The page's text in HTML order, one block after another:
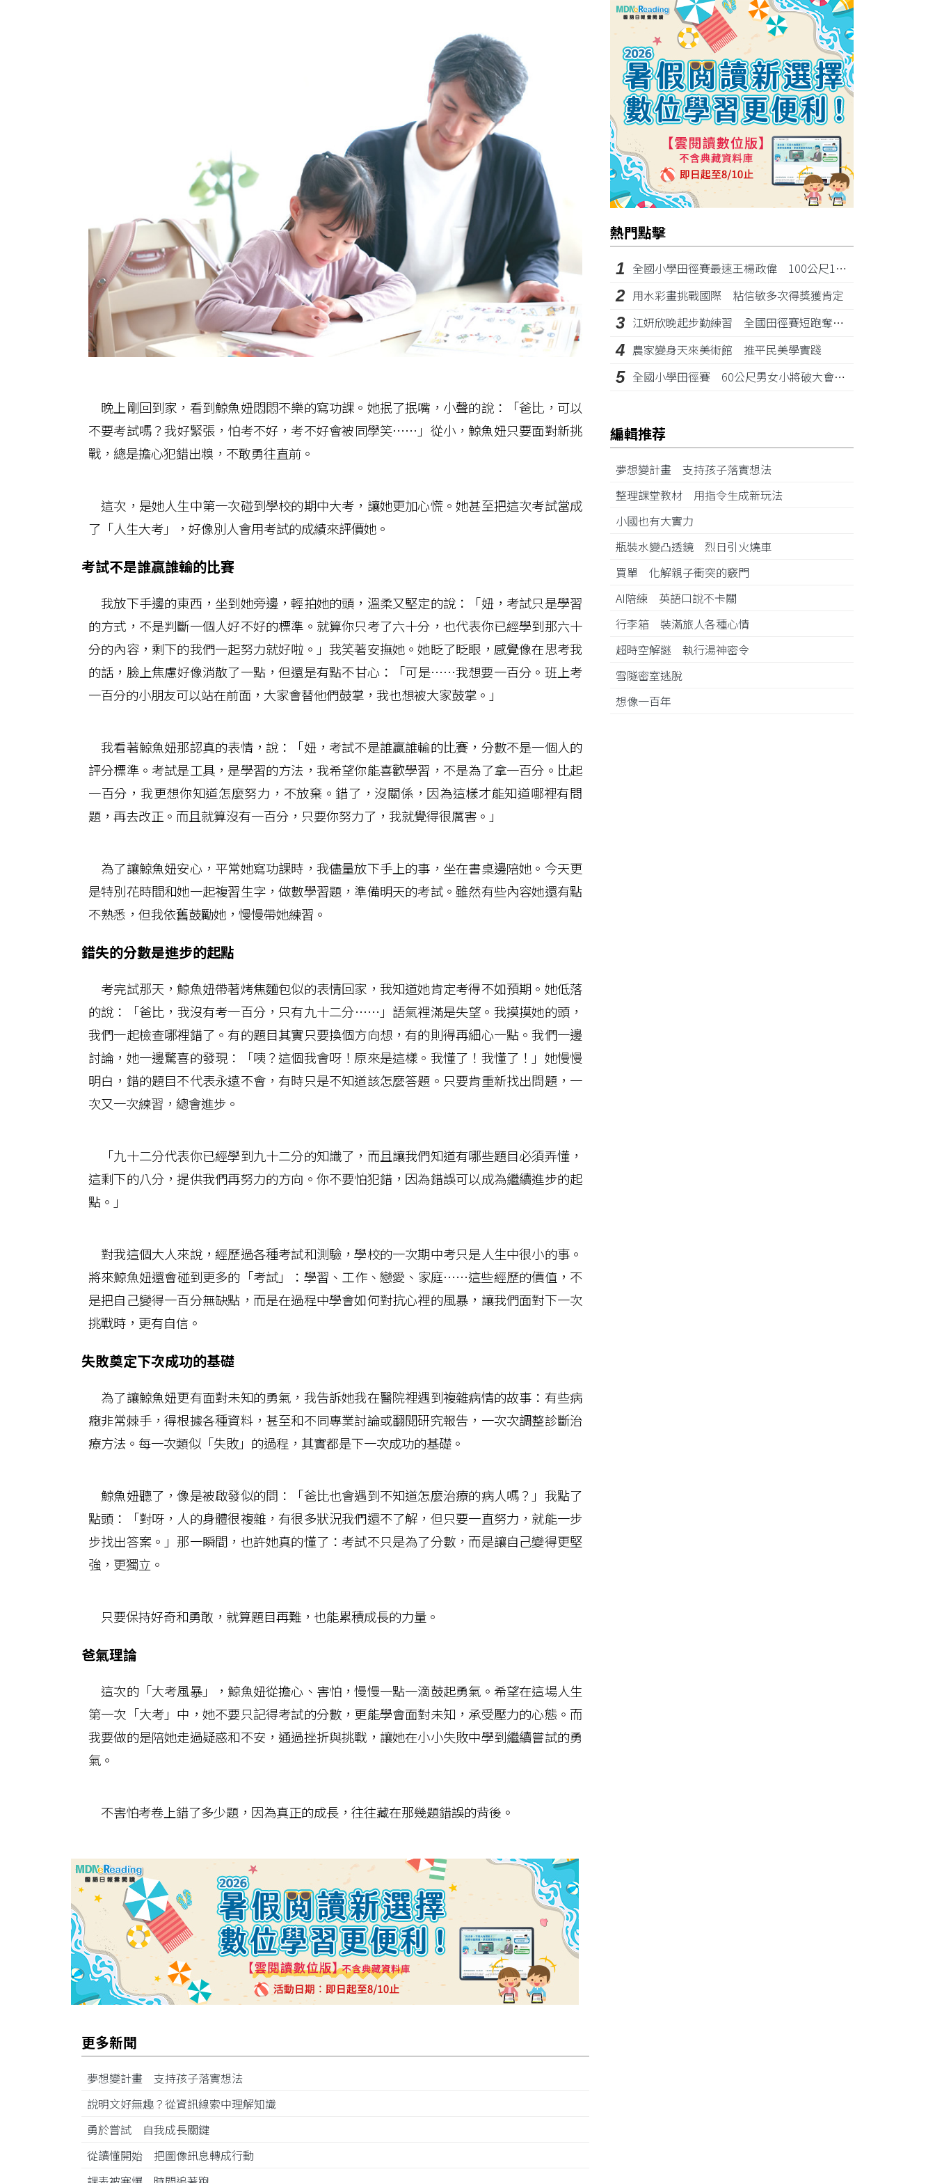
晚上剛回到家，看到鯨魚妞悶悶不樂的寫功課。她抿了抿嘴，小聲的說：「爸比，可以
不要考試嗎？我好緊張，怕考不好，考不好會被同學笑……」從小，鯨魚妞只要面對新挑
戰，總是擔心犯錯出糗，不敢勇往直前。
這次，是她人生中第一次碰到學校的期中大考，讓她更加心慌。她甚至把這次考試當成
了「人生大考」，好像別人會用考試的成績來評價她。
考試不是誰贏誰輸的比賽
我放下手邊的東西，坐到她旁邊，輕拍她的頭，溫柔又堅定的說：「妞，考試只是學習
的方式，不是判斷一個人好不好的標準。就算你只考了六十分，也代表你已經學到那六十
分的內容，剩下的我們一起努力就好啦。」我笑著安撫她。她眨了眨眼，感覺像在思考我
的話，臉上焦慮好像消散了一點，但還是有點不甘心：「可是……我想要一百分。班上考
一百分的小朋友可以站在前面，大家會替他們鼓掌，我也想被大家鼓掌。」
我看著鯨魚妞那認真的表情，說：「妞，考試不是誰贏誰輸的比賽，分數不是一個人的
評分標準。考試是工具，是學習的方法，我希望你能喜歡學習，不是為了拿一百分。比起
一百分，我更想你知道怎麼努力，不放棄。錯了，沒關係，因為這樣才能知道哪裡有問
題，再去改正。而且就算沒有一百分，只要你努力了，我就覺得很厲害。」
為了讓鯨魚妞安心，平常她寫功課時，我儘量放下手上的事，坐在書桌邊陪她。今天更
是特別花時間和她一起複習生字，做數學習題，準備明天的考試。雖然有些內容她還有點
不熟悉，但我依舊鼓勵她，慢慢帶她練習。
錯失的分數是進步的起點
考完試那天，鯨魚妞帶著烤焦麵包似的表情回家，我知道她肯定考得不如預期。她低落
的說：「爸比，我沒有考一百分，只有九十二分……」語氣裡滿是失望。我摸摸她的頭，
我們一起檢查哪裡錯了。有的題目其實只要換個方向想，有的則得再細心一點。我們一邊
討論，她一邊驚喜的發現：「咦？這個我會呀！原來是這樣。我懂了！我懂了！」她慢慢
明白，錯的題目不代表永遠不會，有時只是不知道該怎麼答題。只要肯重新找出問題，一
次又一次練習，總會進步。
「九十二分代表你已經學到九十二分的知識了，而且讓我們知道有哪些題目必須弄懂，
這剩下的八分，提供我們再努力的方向。你不要怕犯錯，因為錯誤可以成為繼續進步的起
點。」
對我這個大人來說，經歷過各種考試和測驗，學校的一次期中考只是人生中很小的事。
將來鯨魚妞還會碰到更多的「考試」：學習、工作、戀愛、家庭……這些經歷的價值，不
是把自己變得一百分無缺點，而是在過程中學會如何對抗心裡的風暴，讓我們面對下一次
挑戰時，更有自信。
失敗奠定下次成功的基礎
為了讓鯨魚妞更有面對未知的勇氣，我告訴她我在醫院裡遇到複雜病情的故事：有些病
癥非常棘手，得根據各種資料，甚至和不同專業討論或翻閱研究報告，一次次調整診斷治
療方法。每一次類似「失敗」的過程，其實都是下一次成功的基礎。
鯨魚妞聽了，像是被啟發似的問：「爸比也會遇到不知道怎麼治療的病人嗎？」我點了
點頭：「對呀，人的身體很複雜，有很多狀況我們還不了解，但只要一直努力，就能一步
步找出答案。」那一瞬間，也許她真的懂了：考試不只是為了分數，而是讓自己變得更堅
強，更獨立。
只要保持好奇和勇敢，就算題目再難，也能累積成長的力量。
爸氣理論
這次的「大考風暴」，鯨魚妞從擔心、害怕，慢慢一點一滴鼓起勇氣。希望在這場人生
第一次「大考」中，她不要只記得考試的分數，更能學會面對未知，承受壓力的心態。而
我要做的是陪她走過疑惑和不安，通過挫折與挑戰，讓她在小小失敗中學到繼續嘗試的勇
氣。
不害怕考卷上錯了多少題，因為真正的成長，往往藏在那幾題錯誤的背後。
更多新聞
夢想變計畫 支持孩子落實想法
說明文好無趣？從資訊線索中理解知識
勇於嘗試 自我成長關鍵
從讀懂開始 把圖像訊息轉成行動
熱門點擊
1 全國小學田徑賽最速王楊政偉 100公尺11秒87奪金
2 用水彩畫挑戰國際 粘信敏多次得獎獲肯定
3 江姸欣晚起步勤練習 全國田徑賽短跑奪金摘銅
4 農家變身天來美術館 推平民美學實踐
5 全國小學田徑賽 60公尺男女小將破大會紀錄
編輯推荐
夢想變計畫 支持孩子落實想法
整理課堂教材 用指令生成新玩法
小國也有大實力
瓶裝水變凸透鏡 烈日引火燒車
買單 化解親子衝突的竅門
AI陪練 英語口說不卡關
行李箱 裝滿旅人各種心情
超時空解謎 執行湯神密令
雪隧密室逃脫
想像一百年